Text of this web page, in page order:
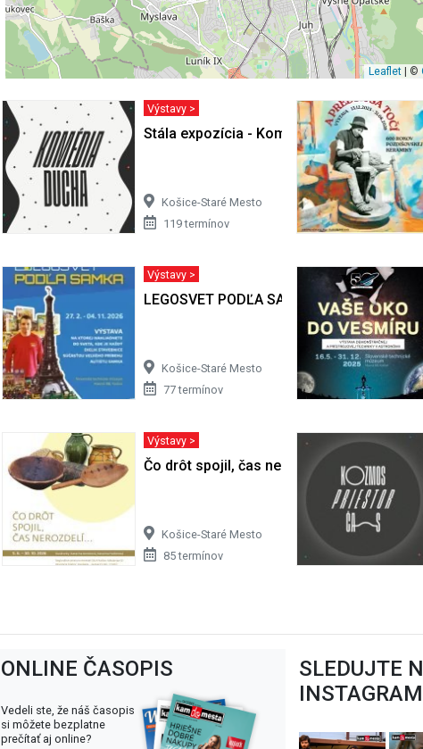
Leaflet | ©
Výstavy >
Stála expozícia - Komédia ducha
Košice-Staré Mesto
119 termínov
Výstavy >
LEGOSVET PODĽA SAMKA
Košice-Staré Mesto
77 termínov
Výstavy >
Čo drôt spojil, čas nerozdelí
Košice-Staré Mesto
85 termínov
ONLINE ČASOPIS
Vedeli ste, že náš časopis
si môžete bezplatne
prečítať aj online?
SLEDUJTE
INSTAGRAM